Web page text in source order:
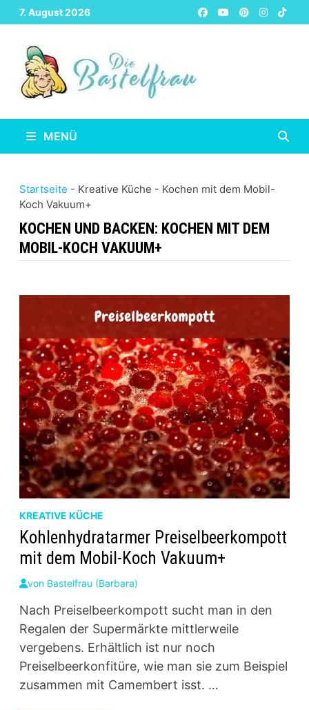
Zurück
zum
Inhalt
7. August 2026
MENÜ
Startseite - Kreative Küche - Kochen mit dem Mobil-
Koch Vakuum+
KOCHEN UND BACKEN: KOCHEN MIT DEM
MOBIL-KOCH VAKUUM+
KREATIVE KÜCHE
Kohlenhydratarmer Preiselbeerkompott
mit dem Mobil-Koch Vakuum+
von Bastelfrau (Barbara)
Nach Preiselbeerkompott sucht man in den
Regalen der Supermärkte mittlerweile
vergebens. Erhältlich ist nur noch
Preiselbeerkonfitüre, wie man sie zum Beispiel
zusammen mit Camembert isst. …